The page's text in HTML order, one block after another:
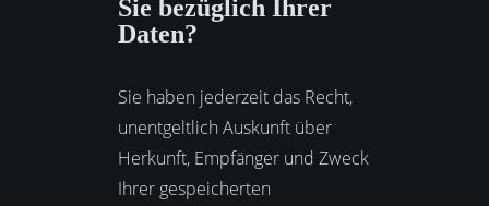
Sie bezüglich Ihrer
Daten?
Sie haben jederzeit das Recht,
unentgeltlich Auskunft über
Herkunft, Empfänger und Zweck
Ihrer gespeicherten